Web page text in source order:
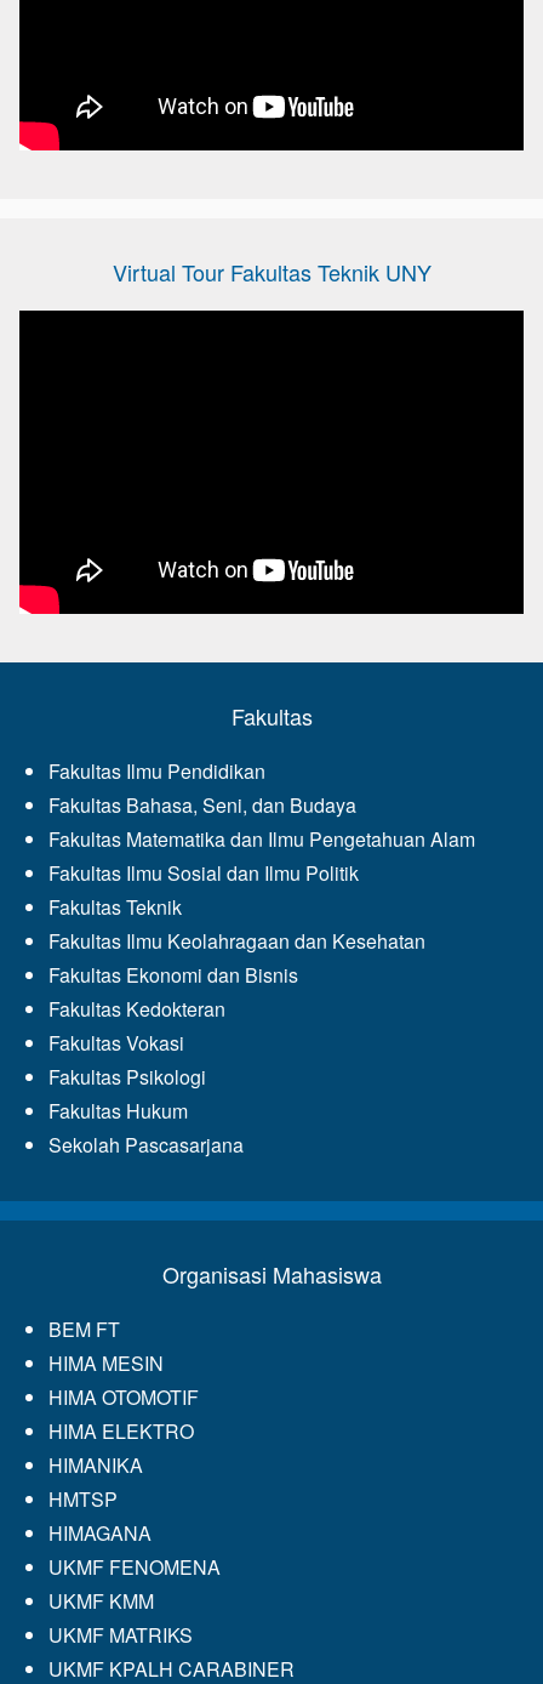
Virtual Tour Fakultas Teknik UNY
Fakultas
Fakultas Ilmu Pendidikan
Fakultas Bahasa, Seni, dan Budaya
Fakultas Matematika dan Ilmu Pengetahuan Alam
Fakultas Ilmu Sosial dan Ilmu Politik
Fakultas Teknik
Fakultas Ilmu Keolahragaan dan Kesehatan
Fakultas Ekonomi dan Bisnis
Fakultas Kedokteran
Fakultas Vokasi
Fakultas Psikologi
Fakultas Hukum
Sekolah Pascasarjana
Organisasi Mahasiswa
BEM FT
HIMA MESIN
HIMA OTOMOTIF
HIMA ELEKTRO
HIMANIKA
HMTSP
HIMAGANA
UKMF FENOMENA
UKMF KMM
UKMF MATRIKS
UKMF KPALH CARABINER